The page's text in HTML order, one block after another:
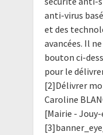
anti-virus
et des
avancées. Il
bouton ci-
pour le
[2]Délivrer
Caroline
[Mairie -